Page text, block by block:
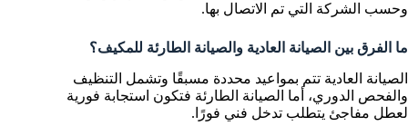
وحسب الشركة التي تم الاتصال بها.
ما الفرق بين الصيانة العادية والصيانة الطارئة للمكيف؟
الصيانة العادية تتم بمواعيد محددة مسبقًا وتشمل التنظيف
والفحص الدوري، أما الصيانة الطارئة فتكون استجابة فورية
لعطل مفاجئ يتطلب تدخل فني فورًا.